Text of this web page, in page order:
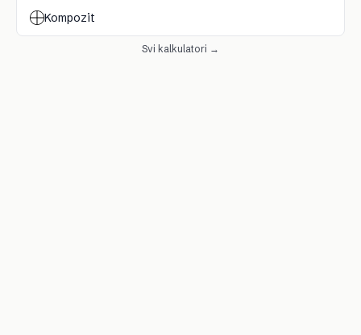
Kompozit
Svi kalkulatori →